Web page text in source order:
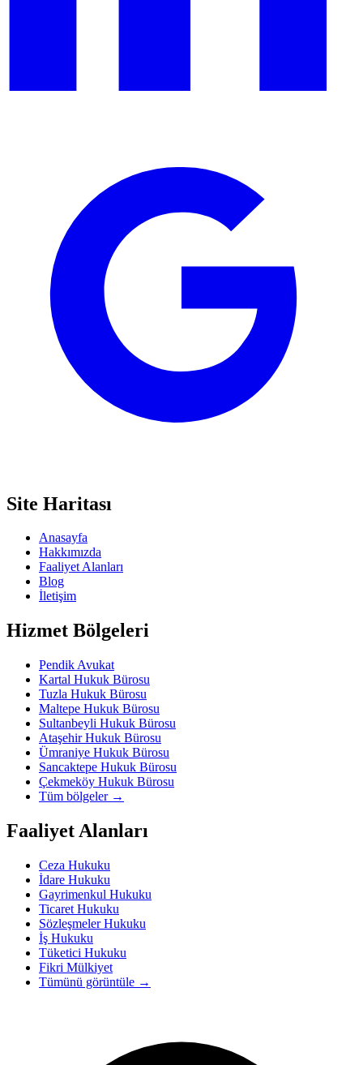
Site Haritası
Anasayfa
Hakkımızda
Faaliyet Alanları
Blog
İletişim
Hizmet Bölgeleri
Pendik Avukat
Kartal Hukuk Bürosu
Tuzla Hukuk Bürosu
Maltepe Hukuk Bürosu
Sultanbeyli Hukuk Bürosu
Ataşehir Hukuk Bürosu
Ümraniye Hukuk Bürosu
Sancaktepe Hukuk Bürosu
Çekmeköy Hukuk Bürosu
Tüm bölgeler →
Faaliyet Alanları
Ceza Hukuku
İdare Hukuku
Gayrimenkul Hukuku
Ticaret Hukuku
Sözleşmeler Hukuku
İş Hukuku
Tüketici Hukuku
Fikri Mülkiyet
Tümünü görüntüle →